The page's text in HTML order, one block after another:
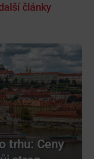
články
trhu: Ceny